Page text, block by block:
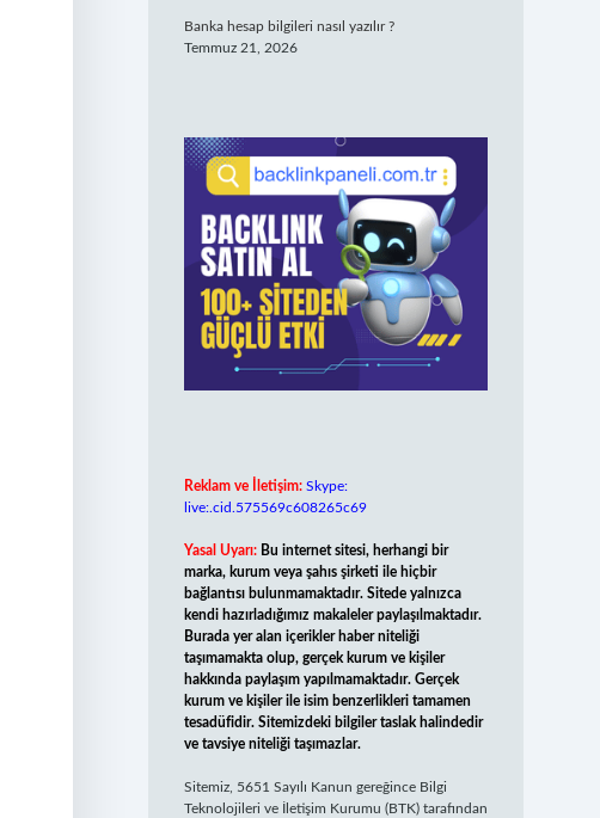
Banka hesap bilgileri nasıl yazılır ?
Temmuz 21, 2026
Reklam ve İletişim: Skype:
live:.cid.575569c608265c69
Yasal Uyarı: Bu internet sitesi, herhangi bir
marka, kurum veya şahıs şirketi ile hiçbir
bağlantısı bulunmamaktadır. Sitede yalnızca
kendi hazırladığımız makaleler paylaşılmaktadır.
Burada yer alan içerikler haber niteliği
taşımamakta olup, gerçek kurum ve kişiler
hakkında paylaşım yapılmamaktadır. Gerçek
kurum ve kişiler ile isim benzerlikleri tamamen
tesadüfidir. Sitemizdeki bilgiler taslak halindedir
ve tavsiye niteliği taşımazlar.
Sitemiz, 5651 Sayılı Kanun gereğince Bilgi
Teknolojileri ve İletişim Kurumu (BTK) tarafından